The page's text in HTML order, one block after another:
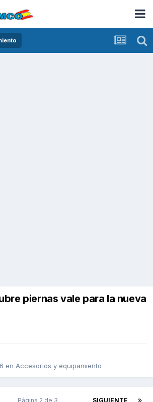
piernas vale para la nueva
en Accesorios y equipamiento
SIGUIENTE
Página 2 de 3